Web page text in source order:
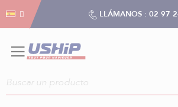
LLÁMANOS : 02 97
Gestión de cookies
Gestión de cookies